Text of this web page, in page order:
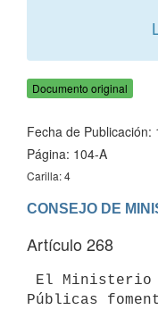
Documento original
Fecha de Publicación:
Página: 104-A
Carilla: 4
Artículo 268
Públicas